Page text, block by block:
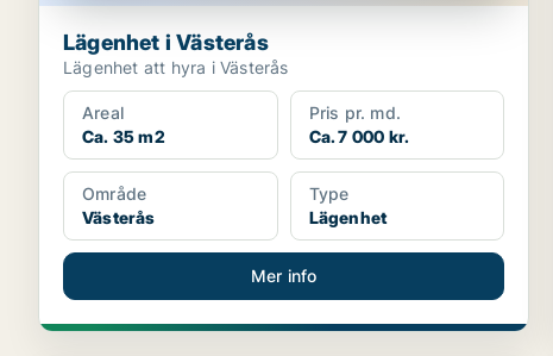
Lägenhet i Västerås
Lägenhet att hyra i Västerås
Areal
Ca. 35 m2
Pris pr. md.
Ca. 7 000 kr.
Område
Västerås
Type
Lägenhet
Mer info